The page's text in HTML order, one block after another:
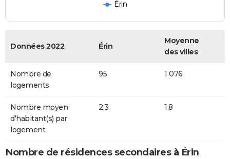
Érin
Données 2022 Érin
Moyenne
des villes
Nombre de
logements
95 1 076
Nombre moyen
d'habitant(s) par
logement
2,3 1,8
Nombre de résidences secondaires à Érin